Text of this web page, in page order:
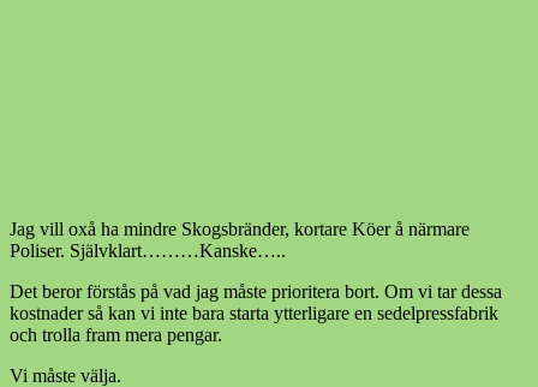
Jag vill oxå ha mindre Skogsbränder, kortare Köer å närmare
Poliser. Självklart………Kanske…..
Det beror förstås på vad jag måste prioritera bort. Om vi tar dessa
kostnader så kan vi inte bara starta ytterligare en sedelpressfabrik
och trolla fram mera pengar.
Vi måste välja.